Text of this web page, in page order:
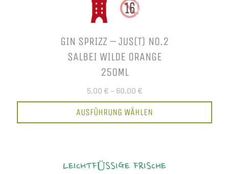
GIN SPRIZZ – JUS(T) NO.2
SALBEI WILDE ORANGE
250ML
5,00 € – 60,00 €
AUSFÜHRUNG WÄHLEN
LEICHTFÜSSIGE FRISCHE